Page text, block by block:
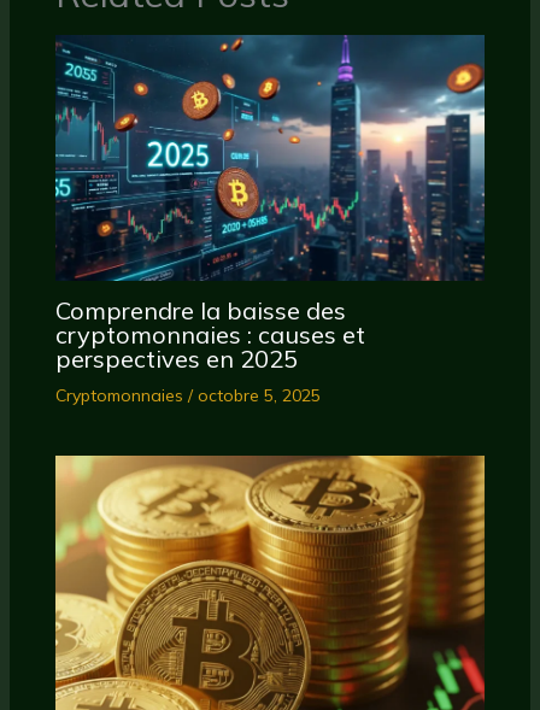
Comprendre la baisse des
cryptomonnaies : causes et
perspectives en 2025
Cryptomonnaies /octobre 5, 2025